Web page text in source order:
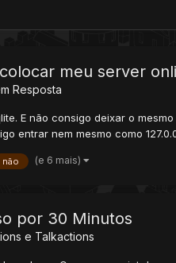
meu server
Resposta
E não consigo deixar o
entrar nem mesmo como
não (e 6 mais)
por 30 Minutos
e Talkactions